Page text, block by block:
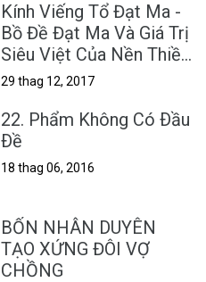
Kính Viếng Tổ Đạt Ma -
Bồ Đề Đạt Ma Và Giá Trị
Siêu Việt Của Nền Thiền
Học Việt Nam
29 thag 12, 2017
22. Phẩm Không Có Ðầu
Ðề
18 thag 06, 2016
BỐN NHÂN DUYÊN
TẠO XỨNG ĐÔI VỢ
CHỒNG